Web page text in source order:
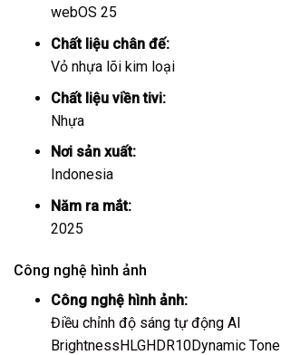
webOS 25
Chất liệu chân đế:
Vỏ nhựa lõi kim loại
Chất liệu viền tivi:
Nhựa
Nơi sản xuất:
Indonesia
Năm ra mắt:
2025
Công nghệ hình ảnh
Công nghệ hình ảnh:
Điều chỉnh độ sáng tự động AI
BrightnessHLGHDR10Dynamic Tone